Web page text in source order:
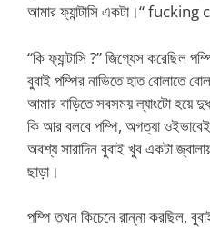
আমার ফ্যান্টাসি একটা।“ fucking
“কি ফ্যান্টাসি ?” জিগ্যেস করেছিল
বুবাই পম্পির নাভিতে হাত বোলাতে
আমার বাড়িতে সবসময় ল্যাংটো হয়ে
কি আর বলবে পম্পি, অগত্যা
অবশ্য সারাদিন বুবাই খুব একটা
ছাড়া।
পম্পি তখন কিচেনে রান্না করছিল,